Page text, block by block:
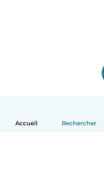
Accueil Rechercher